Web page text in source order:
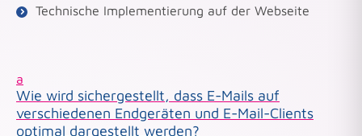
Technische Implementierung auf der Webseite
a
Wie wird sichergestellt, dass E-Mails auf
verschiedenen Endgeräten und E-Mail-Clients
optimal dargestellt werden?